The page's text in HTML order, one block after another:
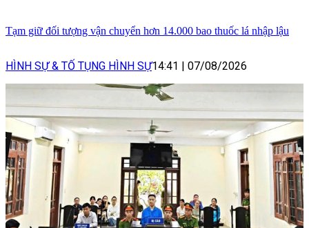
Tạm giữ đối tượng vận chuyển hơn 14.000 bao thuốc lá nhập lậu
HÌNH SỰ & TỐ TỤNG HÌNH SỰ14:41 | 07/08/2026